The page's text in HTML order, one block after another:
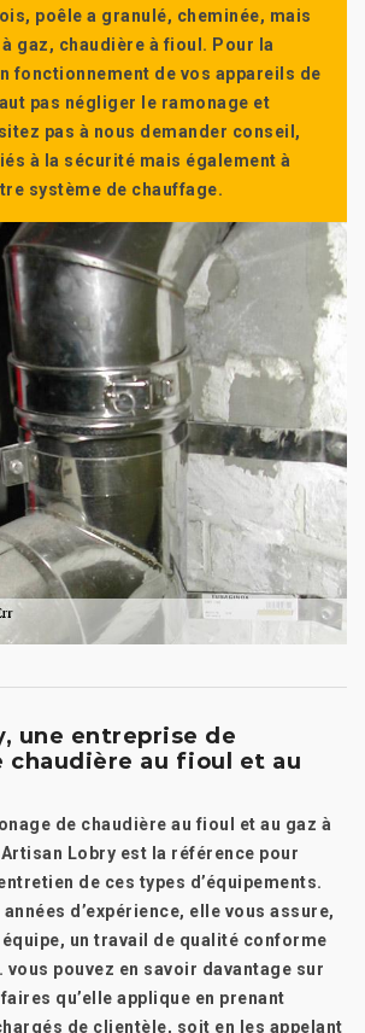
poêle a granulé, cheminée, mais
gaz, chaudière à fioul. Pour la
fonctionnement de vos appareils de
pas négliger le ramonage et
pas à nous demander conseil,
à la sécurité mais également à
système de chauffage.
une entreprise de
chaudière au fioul et au
de chaudière au fioul et au gaz à
Artisan Lobry est la référence pour
de ces types d’équipements.
d’expérience, elle vous assure,
équipe, un travail de qualité conforme
vous pouvez en savoir davantage sur
qu’elle applique en prenant
de clientèle, soit en les appelant